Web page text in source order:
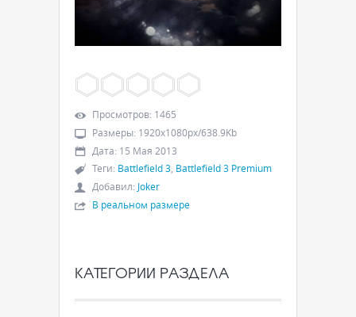
Просмотров: 1465
Размеры: 1920x1080px/638.9Kb
Дата: 15 Мая 2013
Теги: Battlefield 3, Battlefield 3 Premium
Добавил: Joker
В реальном размере
КАТЕГОРИИ РАЗДЕЛА